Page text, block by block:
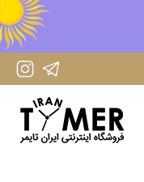
IranTimer Instagram Page